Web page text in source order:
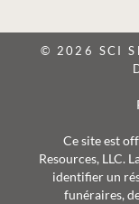
© 2026 SCI
Ce site est
Resources, LLC.
identifier un
funéraires,